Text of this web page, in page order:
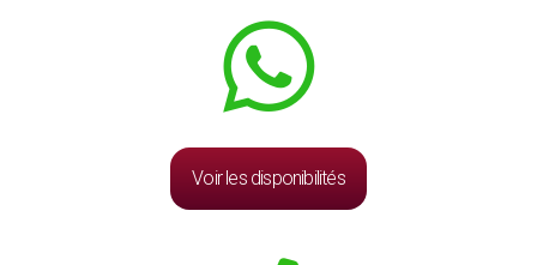
Voir les disponibilités